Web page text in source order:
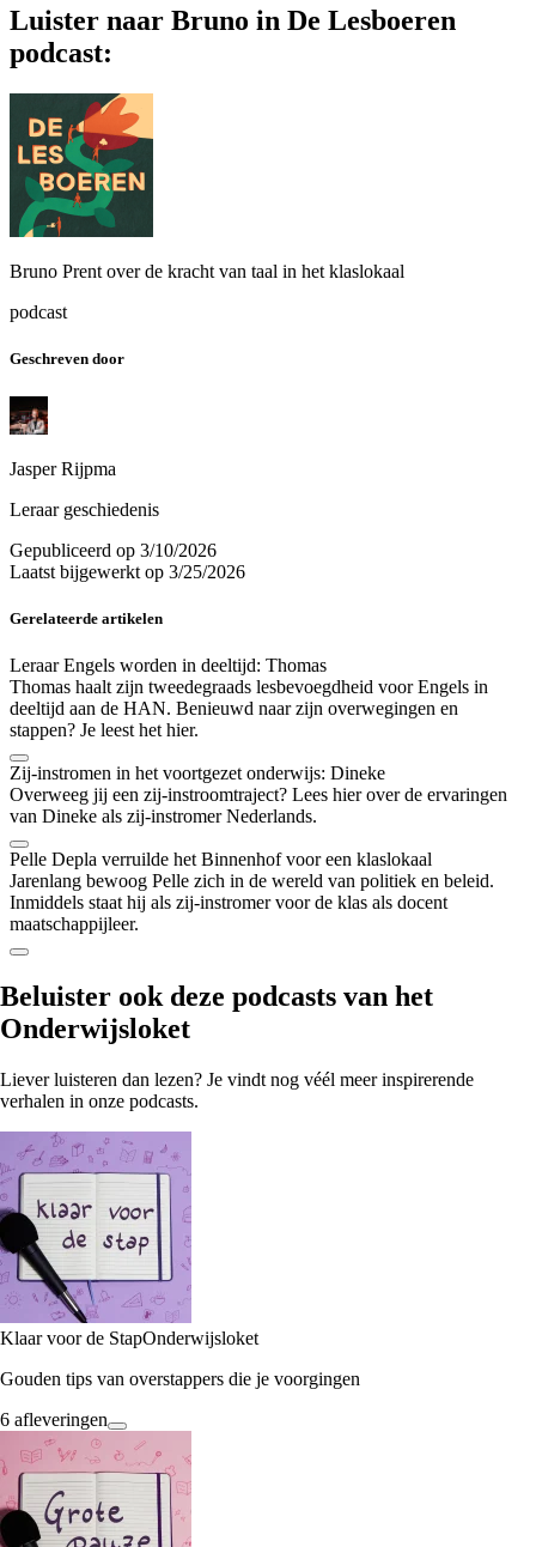
Luister naar Bruno in De Lesboeren
podcast:
Bruno Prent over de kracht van taal in het klaslokaal
podcast
Geschreven door
Jasper Rijpma
Leraar geschiedenis
Gepubliceerd op 3/10/2026
Laatst bijgewerkt op 3/25/2026
Gerelateerde artikelen
Leraar Engels worden in deeltijd: Thomas
Thomas haalt zijn tweedegraads lesbevoegdheid voor Engels in
deeltijd aan de HAN. Benieuwd naar zijn overwegingen en
stappen? Je leest het hier.
Zij-instromen in het voortgezet onderwijs: Dineke
Overweeg jij een zij-instroomtraject? Lees hier over de ervaringen
van Dineke als zij-instromer Nederlands.
Pelle Depla verruilde het Binnenhof voor een klaslokaal
Jarenlang bewoog Pelle zich in de wereld van politiek en beleid.
Inmiddels staat hij als zij-instromer voor de klas als docent
maatschappijleer.
Beluister ook deze podcasts van het
Onderwijsloket
Liever luisteren dan lezen? Je vindt nog véél meer inspirerende
verhalen in onze podcasts.
Klaar voor de StapOnderwijsloket
Gouden tips van overstappers die je voorgingen
6 afleveringen